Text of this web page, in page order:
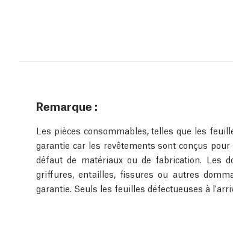
Remarque :
Les pièces consommables, telles que les
garantie car les revêtements sont conçus
défaut de matériaux ou de fabrication. Les
griffures, entailles, fissures ou autres
garantie. Seuls les feuilles défectueuses à